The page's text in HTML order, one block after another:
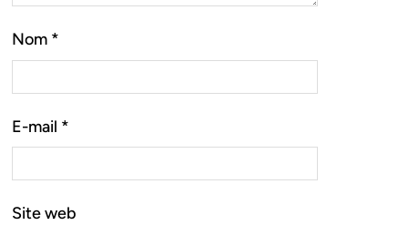
Nom *
E-mail *
Site web